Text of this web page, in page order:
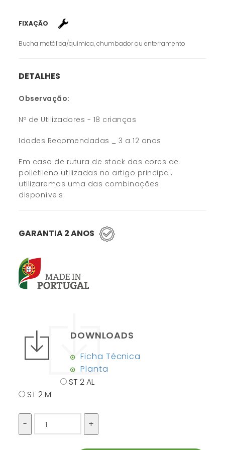
FIXAÇÃO
Bucha metálica/química, chumbador ou enterramento
DETALHES
Observação:
Nº de Utilizadores - 18 crianças
Idades Recomendadas _ 3 a 12 anos
Em caso de rutura de stock das cores de
polietileno utilizadas no artigo principal,
utilizaremos uma das combinações
disponíveis.
GARANTIA 2 ANOS
DOWNLOADS
Ficha Técnica
Planta
ST 2 AL
ST 2 M